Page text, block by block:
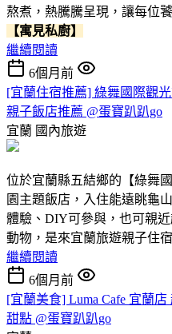
熬煮，熱騰騰呈現，讓每位
【寓見私廚】
繼續閱讀
6個月前
[宜蘭住宿推薦] 綠舞國際觀
親子飯店推薦 @蛋寶趴趴go
宜蘭 國內旅遊
位於宜蘭縣五結鄉的【綠舞
園主題飯店，入住能遠眺龜
體驗、DIY可參與，也可親
動物，是來宜蘭旅遊親子住
繼續閱讀
6個月前
[宜蘭美食] Luma Cafe 宜蘭
甜點 @蛋寶趴趴go